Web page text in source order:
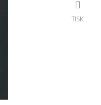
TISK